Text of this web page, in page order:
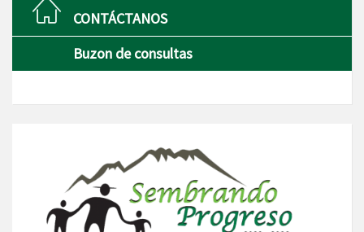
CONTÁCTANOS
Buzon de consultas